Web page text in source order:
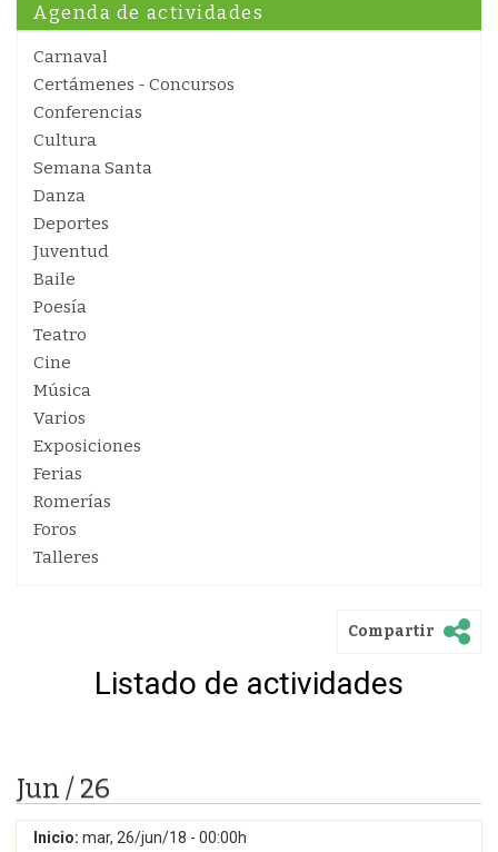
Agenda de actividades
Carnaval
Certámenes - Concursos
Conferencias
Cultura
Semana Santa
Danza
Deportes
Juventud
Baile
Poesía
Teatro
Cine
Música
Varios
Exposiciones
Ferias
Romerías
Foros
Talleres
Compartir
Listado de actividades
Jun / 26
Inicio: mar, 26/jun/18 - 00:00h